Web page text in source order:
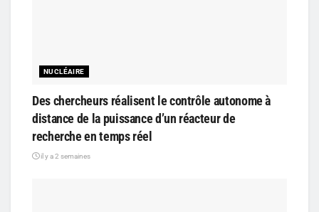
NUCLÉAIRE
Des chercheurs réalisent le contrôle autonome à
distance de la puissance d’un réacteur de
recherche en temps réel
il y a 2 semaines